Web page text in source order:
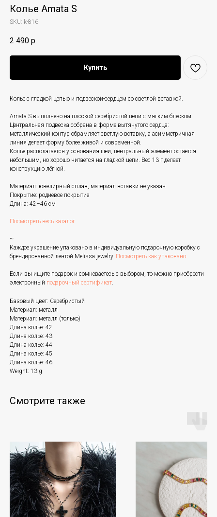
Колье Amata S
SKU: k-816
2 490 р.
Купить
Колье с гладкой цепью и подвеской-сердцем со светлой вставкой.
Amata S выполнено на плоской серебристой цепи с мягким блеском.
Центральная подвеска собрана в форме вытянутого сердца:
металлический контур обрамляет светлую вставку, а асимметричная
линия делает форму более живой и современной.
Колье располагается у основания шеи, центральный элемент остаётся
небольшим, но хорошо читается на гладкой цепи. Вес 13 г делает
конструкцию лёгкой.
Материал: ювелирный сплав, материал вставки не указан
Покрытие: родиевое покрытие
Длина: 42–46 см
Посмотреть весь каталог
~
Каждое украшение упаковано в индивидуальную подарочную коробку с
брендированной лентой Melissa jewelry. Посмотреть как упаковано
Если вы ищите подарок и сомневаетесь с выбором, то можно приобрести
электронный подарочный сертификат.
Базовый цвет: Серебристый
Материал: металл
Материал: металл (только)
Длина колье: 42
Длина колье: 43
Длина колье: 44
Длина колье: 45
Длина колье: 46
Weight: 13 g
Смотрите также